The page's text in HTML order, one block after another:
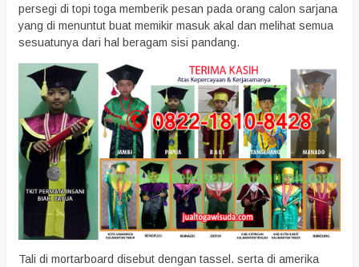
persegi di topi toga memberik pesan pada orang calon sarjana
yang di menuntut buat memikir masuk akal dan melihat semua
sesuatunya dari hal beragam sisi pandang.
Tali di mortarboard disebut dengan tassel. serta di amerika